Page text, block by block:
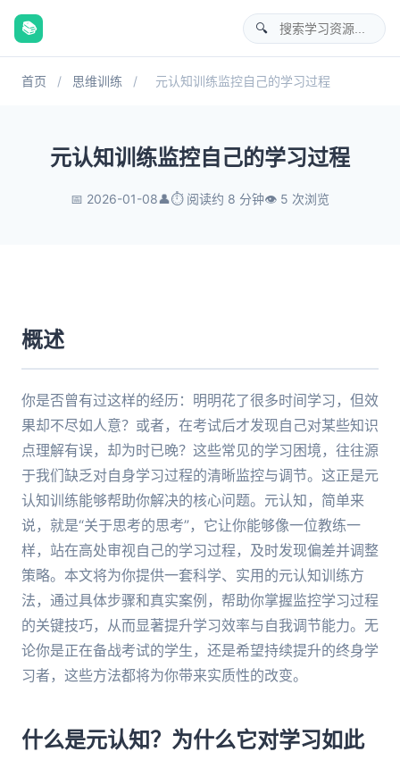
📚
首页 / 思维训练 / 元认知训练监控自己的学习过程
元认知训练监控自己的学习过程
📅 2026-01-08👤⏱️ 阅读约 8 分钟👁️ 5 次浏览
概述
你是否曾有过这样的经历：明明花了很多时间学习，但效
果却不尽如人意？或者，在考试后才发现自己对某些知识
点理解有误，却为时已晚？这些常见的学习困境，往往源
于我们缺乏对自身学习过程的清晰监控与调节。这正是元
认知训练能够帮助你解决的核心问题。元认知，简单来
说，就是“关于思考的思考”，它让你能够像一位教练一
样，站在高处审视自己的学习过程，及时发现偏差并调整
策略。本文将为你提供一套科学、实用的元认知训练方
法，通过具体步骤和真实案例，帮助你掌握监控学习过程
的关键技巧，从而显著提升学习效率与自我调节能力。无
论你是正在备战考试的学生，还是希望持续提升的终身学
习者，这些方法都将为你带来实质性的改变。
什么是元认知？为什么它对学习如此